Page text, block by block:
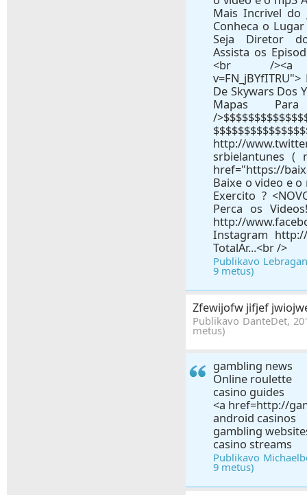
Publikavo
9 metus)
Zfewijofw jifjef
Publikavo DanteDet,
metus)
gambling news
Online roulette
casino guides
<a href=http://
android casinos
gambling
casino streams
Publikavo
9 metus)